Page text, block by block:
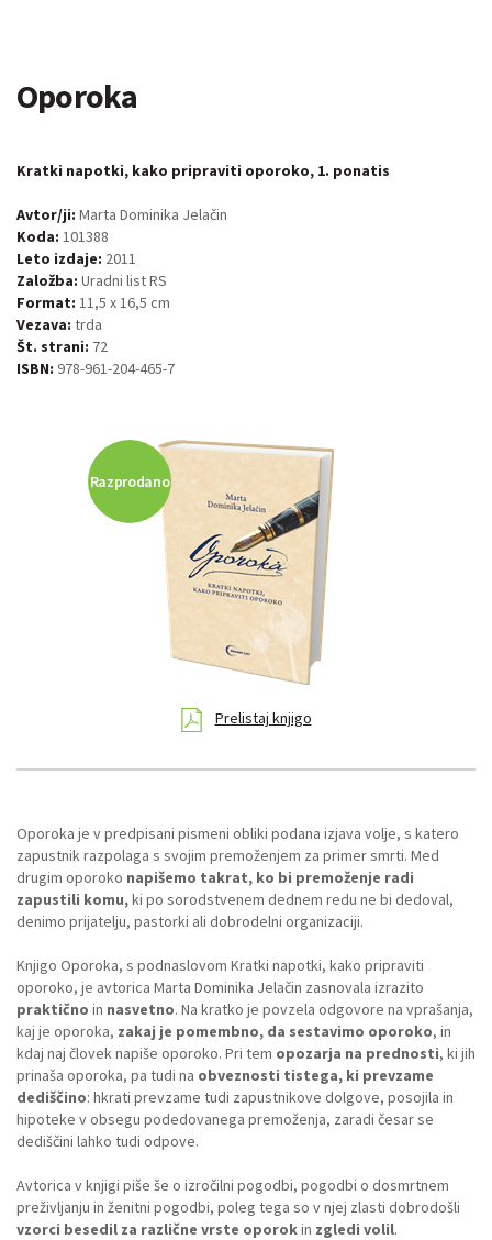
Oporoka
Kratki napotki, kako pripraviti oporoko, 1. ponatis
Avtor/ji: Marta Dominika Jelačin
Koda: 101388
Leto izdaje: 2011
Založba: Uradni list RS
Format: 11,5 x 16,5 cm
Vezava: trda
Št. strani: 72
ISBN: 978-961-204-465-7
Razprodano
Prelistaj knjigo
Oporoka je v predpisani pismeni obliki podana izjava volje, s katero
zapustnik razpolaga s svojim premoženjem za primer smrti. Med
drugim oporoko napišemo takrat, ko bi premoženje radi
zapustili komu,ki po sorodstvenem dednem redu ne bi dedoval,
denimo prijatelju, pastorki ali dobrodelni organizaciji.
Knjigo Oporoka, s podnaslovom Kratki napotki, kako pripraviti
oporoko, je avtorica Marta Dominika Jelačin zasnovala izrazito
praktično in nasvetno. Na kratko je povzela odgovore na vprašanja,
kaj je oporoka, zakaj je pomembno, da sestavimo oporoko, in
kdaj naj človek napiše oporoko. Pri tem opozarja na prednosti, ki jih
prinaša oporoka, pa tudi na obveznosti tistega, ki prevzame
dediščino: hkrati prevzame tudi zapustnikove dolgove, posojila in
hipoteke v obsegu podedovanega premoženja, zaradi česar se
dediščini lahko tudi odpove.
Avtorica v knjigi piše še o izročilni pogodbi, pogodbi o dosmrtnem
preživljanju in ženitni pogodbi, poleg tega so v njej zlasti dobrodošli
vzorci besedil za različne vrste oporokin zgledi volil.